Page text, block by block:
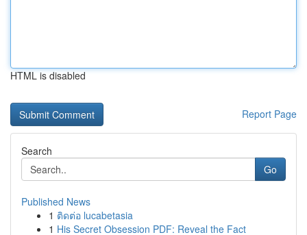
HTML is disabled
Report Page
Search
Go
Published News
1 ติดต่อ lucabetasia
1 His Secret Obsession PDF: Reveal the Fact